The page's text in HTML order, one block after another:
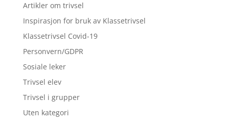
Artikler om trivsel
Inspirasjon for bruk av Klassetrivsel
Klassetrivsel Covid-19
Personvern/GDPR
Sosiale leker
Trivsel elev
Trivsel i grupper
Uten kategori